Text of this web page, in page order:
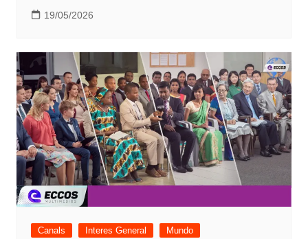
19/05/2026
Canals Interes General Mundo